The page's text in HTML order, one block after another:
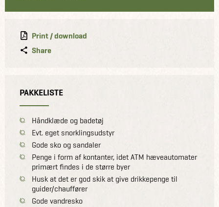
Print / download
Share
PAKKELISTE
Håndklæde og badetøj
Evt. eget snorklingsudstyr
Gode sko og sandaler
Penge i form af kontanter, idet ATM hæveautomater
primært findes i de større byer
Husk at det er god skik at give drikkepenge til
guider/chauffører
Gode vandresko